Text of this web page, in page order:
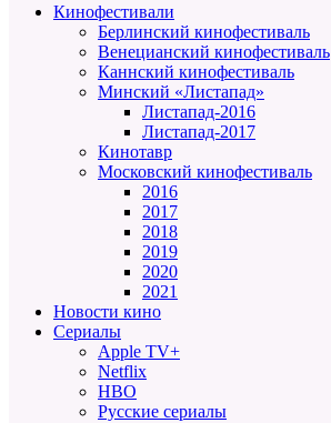
Кинофестивали
Берлинский кинофестиваль
Венецианский кинофестиваль
Каннский кинофестиваль
Минский «Листапад»
Листапад-2016
Листапад-2017
Кинотавр
Московский кинофестиваль
2016
2017
2018
2019
2020
2021
Новости кино
Сериалы
Apple TV+
Netflix
HBO
Русские сериалы